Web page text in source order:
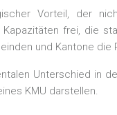
Vorteil, der
frei, die
und Kantone die
Unterschied in
KMU darstellen.